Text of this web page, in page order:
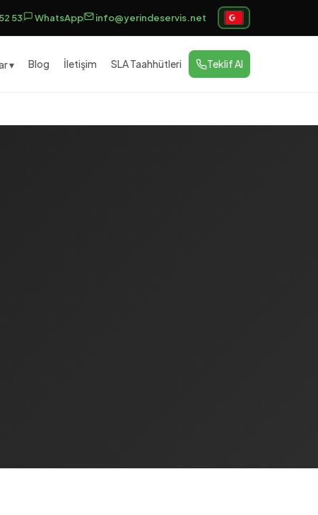
53 WhatsApp info@yerindeservis.net
▾ Blog İletişim SLA Taahhütleri Teklif Al